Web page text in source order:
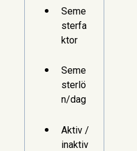
Seme
sterfa
ktor
Seme
sterlö
n/dag
Aktiv /
inaktiv